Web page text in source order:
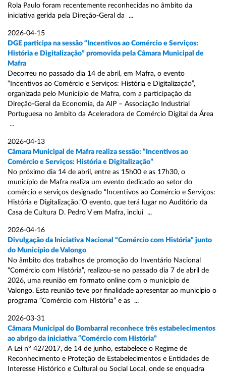
Rola Paulo foram recentemente reconhecidas no âmbito da
iniciativa gerida pela Direção-Geral da ...
2026-04-15
DGE participa na sessão “Incentivos ao Comércio e Serviços:
História e Digitalização” promovida pela Câmara Municipal de
Mafra
Decorreu no passado dia 14 de abril, em Mafra, o evento
“Incentivos ao Comércio e Serviços: História e Digitalização”,
organizada pelo Município de Mafra, com a participação da
Direção-Geral da Economia, da AIP – Associação Industrial
Portuguesa no âmbito da Aceleradora de Comércio Digital da Área
...
2026-04-13
Câmara Municipal de Mafra realiza sessão: “Incentivos ao
Comércio e Serviços: História e Digitalização”
No próximo dia 14 de abril, entre as 15h00 e as 17h30, o
município de Mafra realiza um evento dedicado ao setor do
comércio e serviços designado “Incentivos ao Comércio e Serviços:
História e Digitalização.”O evento, que terá lugar no Auditório da
Casa de Cultura D. Pedro V em Mafra, inclui ...
2026-04-16
Divulgação da Iniciativa Nacional “Comércio com História” junto
do Município de Valongo
No âmbito dos trabalhos de promoção do Inventário Nacional
“Comércio com História”, realizou-se no passado dia 7 de abril de
2026, uma reunião em formato online com o município de
Valongo. Esta reunião teve por finalidade apresentar ao município o
programa “Comércio com História” e as ...
2026-03-31
Câmara Municipal do Bombarral reconhece três estabelecimentos
ao abrigo da iniciativa “Comércio com História”
A Lei nº 42/2017, de 14 de junho, estabelece o Regime de
Reconhecimento e Proteção de Estabelecimentos e Entidades de
Interesse Histórico e Cultural ou Social Local, onde se enquadra